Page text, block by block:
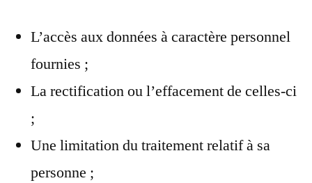
L’accès aux données à caractère personnel
fournies ;
La rectification ou l’effacement de celles-ci
;
Une limitation du traitement relatif à sa
personne ;